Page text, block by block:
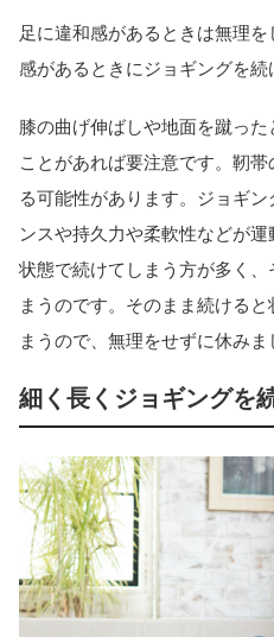
足に違和感があるときは無理
感があるときにジョギングを続
膝の曲げ伸ばしや地面を蹴っ
ことがあれば要注意です。靭
る可能性があります。ジョギ
ンスや持久力や柔軟性などが
状態で続けてしまう方が多く
まうのです。そのまま続ける
まうので、無理をせずに休みま
細く長くジョギングを